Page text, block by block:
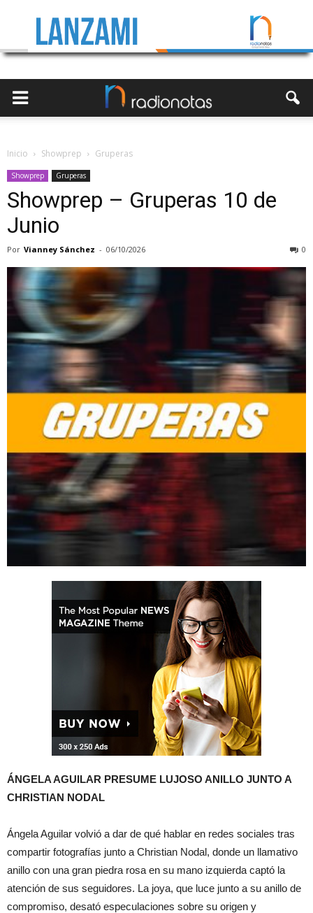
Inicio Showprep Gruperas
Showprep Gruperas
Showprep – Gruperas 10 de
Junio
Por Vianney Sánchez - 06/10/2026 0
ÁNGELA AGUILAR PRESUME LUJOSO ANILLO JUNTO A
CHRISTIAN NODAL
Ángela Aguilar volvió a dar de qué hablar en redes sociales tras
compartir fotografías junto a Christian Nodal, donde un llamativo
anillo con una gran piedra rosa en su mano izquierda captó la
atención de sus seguidores. La joya, que luce junto a su anillo de
compromiso, desató especulaciones sobre su origen y